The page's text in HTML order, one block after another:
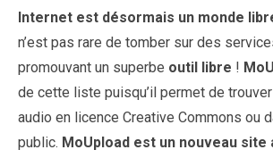
Internet est désormais un monde
n’est pas rare de tomber sur des
promouvant un superbe outil libre !
de cette liste puisqu’il permet de
audio en licence Creative Commons ou
public. MoUpload est un nouveau site